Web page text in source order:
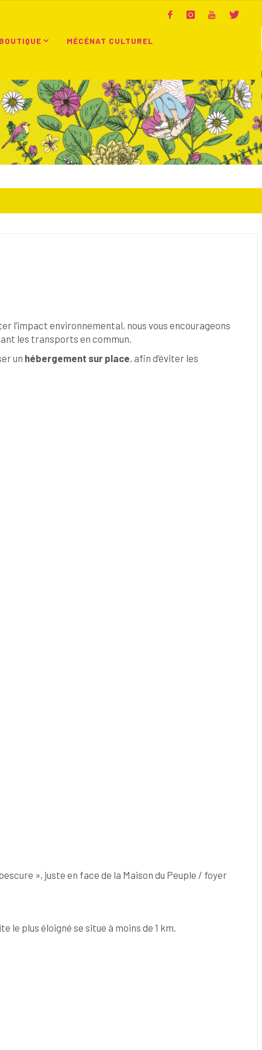
BOUTIQUE MÉCÉNAT CULTUREL
l’impact environnemental, nous vous encourageons
les transports en commun.
un hébergement sur place, afin d’éviter les
», juste en face de la Maison du Peuple / foyer
le plus éloigné se situe à moins de 1 km.